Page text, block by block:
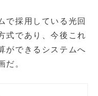
で採用している光回
式であり、今後これ
ができるシステムへ
だ。